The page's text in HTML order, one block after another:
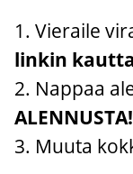
1. Vieraile
linkin
2. Nappaa
ALENNUSTA!
3. Muuta